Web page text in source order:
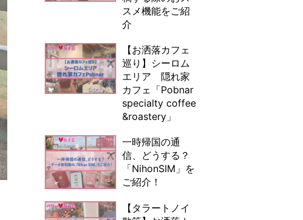
スメ機能をご紹
介
【お洒落カフェ
巡り】シーロム
エリア 隠れ家
カフェ「Pobnar
specialty coffee
&roastery」
一時帰国の通
信、どうする？
「NihonSIM」を
ご紹介！
【タラートノイ